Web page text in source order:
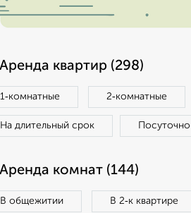
Аренда квартир (298)
1‑комнатные 2‑комнатные
На длительный срок Посуточно
Аренда комнат (144)
В общежитии В 2‑к квартире